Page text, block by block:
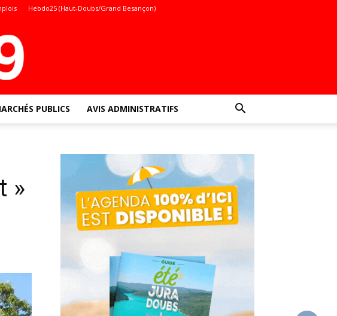
Hebdo25 (Haut-Doubs/Grand Besançon)
PUBLICS AVIS ADMINISTRATIFS
»